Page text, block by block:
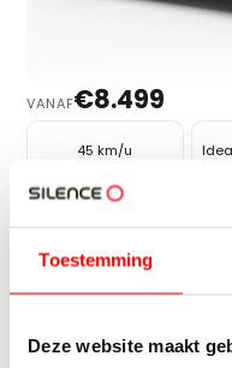
Toestemming
Deze website maakt
VANAF€8.499
45 km/u
S04V